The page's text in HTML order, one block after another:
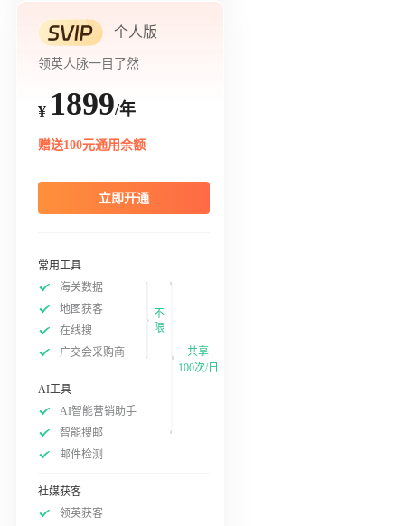
个人版
领英人脉一目了然
¥ 1899/年
赠送100元通用余额
立即开通
常用工具
海关数据
地图获客
在线搜
广交会采购商
不
限
AI工具
AI智能营销助手
智能搜邮
邮件检测
社媒获客
领英获客
共享
100次/日